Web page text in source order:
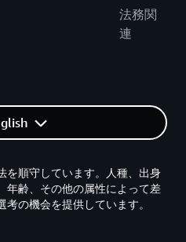
法務関
連
を順守しています。人種、出身
年齢、その他の属性によって差
の機会を提供しています。